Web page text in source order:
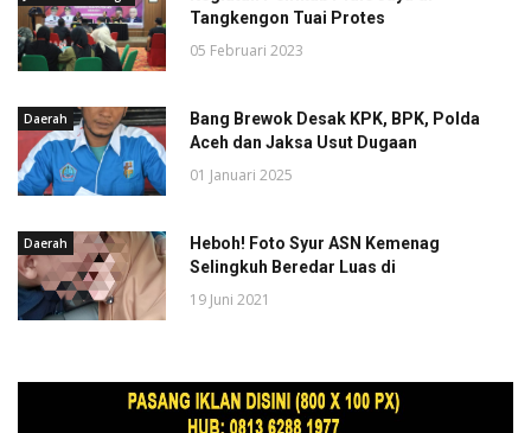
Tangkengon Tuai Protes
05 Februari 2023
Daerah
Bang Brewok Desak KPK, BPK, Polda
Aceh dan Jaksa Usut Dugaan
01 Januari 2025
Daerah
Heboh! Foto Syur ASN Kemenag
Selingkuh Beredar Luas di
19 Juni 2021